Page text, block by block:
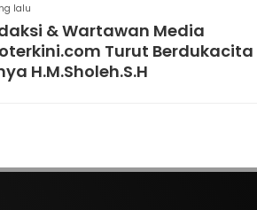
lalu
& Wartawan Media
Turut Berdukacita
H.M.Sholeh.S.H